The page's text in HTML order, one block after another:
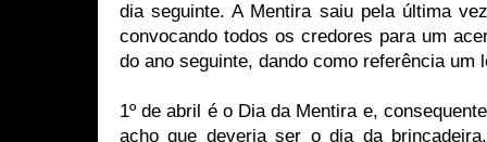
dia seguinte. A Mentira saiu pela última
convocando todos os credores para um
do ano seguinte, dando como referência um
1º de abril é o Dia da Mentira e,
acho que deveria ser o dia da